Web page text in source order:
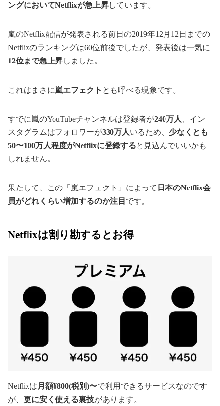
ングにおいてNetflixが急上昇しています。
嵐のNetflix配信が発表される前日の2019年12月12日までの
Netflixのランキングは60位前後でしたが、発表後は一気に
12位まで急上昇しました。
これはまさに 嵐エフェクト とも呼べる現象です。
すでに嵐のYouTubeチャンネルは登録者が240万人
、イン
スタグラムはフォロワーが330万人いるため、 少なくとも
50〜100万人程度がNetflixに登録すると見込んでいいかも
しれません。
果たして、この「嵐エフェクト」によって 日本のNetflix会
員がどれくらい増加するのか注目 です。
Netflixは割り勘するとお得
Netflixは 月額¥800(税別)〜で利用できるサービスなのです
が、 更に安く使える裏技があります。